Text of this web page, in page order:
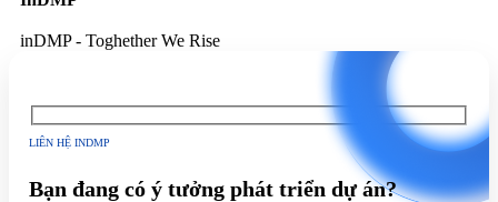
inDMP - Toghether We Rise
LIÊN HỆ INDMP
Bạn đang có ý tưởng phát triển dự án?